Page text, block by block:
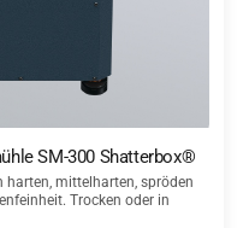
SM-300 Shatterbox®
harten, mittelharten, spröden
Trocken oder in